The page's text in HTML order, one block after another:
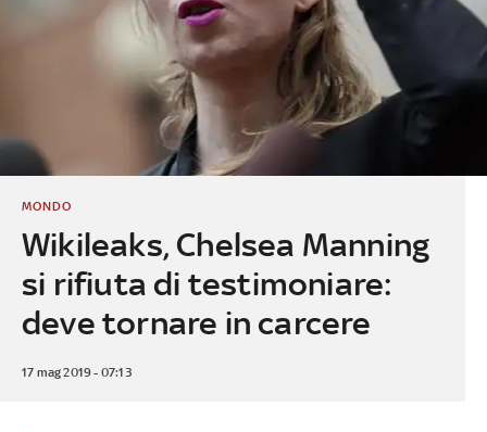
Wikileaks, Chelsea Manning
si rifiuta di testimoniare:
deve tornare in carcere
MONDO
17 mag 2019 - 07:13